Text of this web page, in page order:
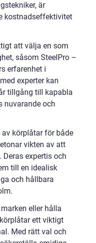
är
kostnadseffektivitet
att välja en som
såsom SteelPro –
erfarenhet i
experter kan
tillgång till kapabla
nuvarande och
körplåtar för både
vikten av att
expertis och
till en idealisk
och hållbara
eller hålla
ett viktigt
Med rätt val och